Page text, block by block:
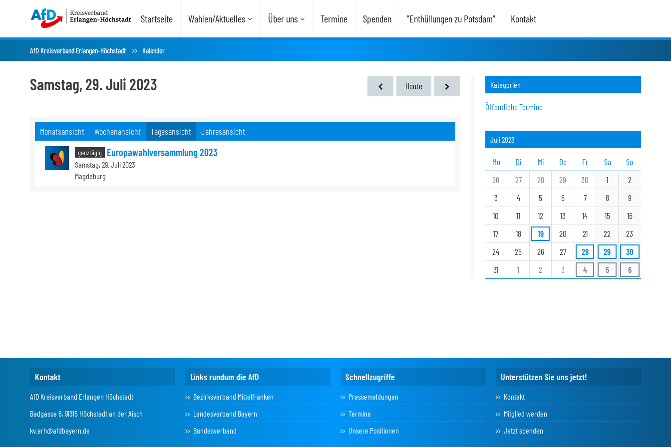
Startseite Wahlen/Aktuelles Über uns Termine Spenden "Enthüllungen zu Potsdam" Kontakt
AfD Kreisverband Erlangen-Höchstadt Kalender
Samstag, 29. Juli 2023 Heute
Monatsansicht Wochenansicht Tagesansicht Jahresansicht
ganztägig Europawahlversammlung 2023
Samstag, 29. Juli 2023
Magdeburg
Kategorien
Öffentliche Termine
Juli 2023
Mo Di Mi Do Fr Sa
So
26
27 28 29 30 1
2
3
4 5 6 7 8
9
10
11 12 13 14 15
16
17
18 19 20 21 22
23
24
25 26 27 28 29
30
31
1 2 3 4 5 6
Kontakt
AfD Kreisverband Erlangen Höchstadt
Badgasse 6, 91315 Höchstadt an der Aisch
kv.erh@afdbayern.de
Links rundum die AfD
Bezirksverband Mittelfranken
Landesverband Bayern
Bundesverband
Schnellzugriffe
Pressemeldungen
Termine
Unsere Positionen
Unterstützen Sie uns jetzt!
Kontakt
Mitglied werden
Jetzt spenden